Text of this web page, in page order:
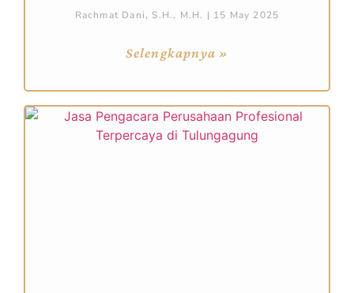
Rachmat Dani, S.H., M.H. 15 May 2025
Selengkapnya »